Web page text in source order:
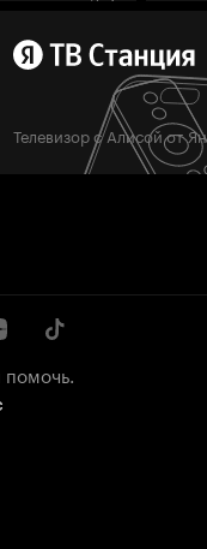
Телевизор с Алисой от